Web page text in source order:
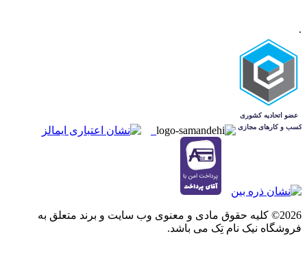
.
2026© کلیه حقوق مادی و معنوی وب سایت و برند متعلق به
فروشگاه نیک نام تِک می باشد.